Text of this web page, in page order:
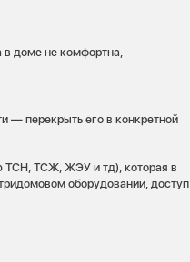
в доме не комфортна,
— перекрыть его в конкретной
ТСН, ТСЖ, ЖЭУ и тд), которая в
оборудовании, доступ